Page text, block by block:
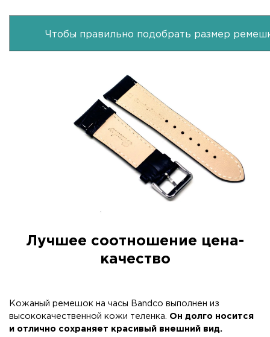
Чтобы правильно подобрать размер
Лучшее соотношение цена-
качество
Кожаный ремешок на часы Bandco выполнен из
высококачественной кожи теленка. Он долго носится
и отлично сохраняет красивый внешний вид.